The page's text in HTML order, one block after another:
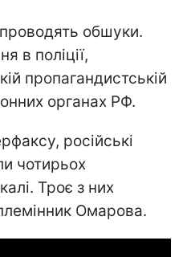
обшуки.
в поліції,
пропагандистській
органах РФ.
російські
чотирьох
Троє з них
Омарова.